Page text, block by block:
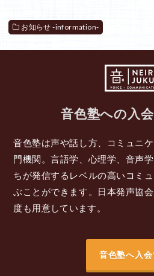
お知らせ -information-
音色塾への入
音色塾は声や話し方、コミュニ
門機関。言語学、心理学、音声
ちが発信するレベルの高いコミ
ぶことができます。日本発声協
度も用意しています。
音色塾へ入会